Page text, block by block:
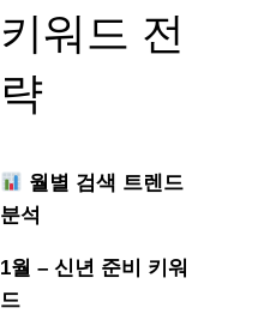
키워드 전
략
월별 검색 트렌드
분석
1월 – 신년 준비 키워
드